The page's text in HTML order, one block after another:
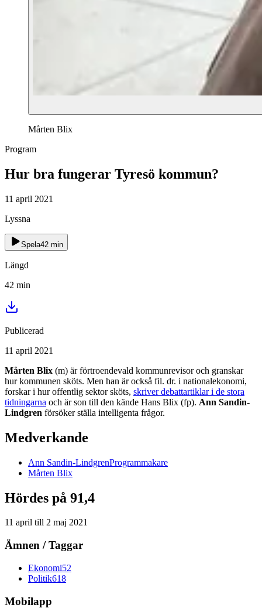
Mårten Blix
Program
Hur bra fungerar Tyresö kommun?
11 april 2021
Lyssna
Spela42 min
Längd
42 min
Publicerad
11 april 2021
Mårten Blix (m) är förtroendevald kommunrevisor och granskar
hur kommunen sköts. Men han är också fil. dr. i nationalekonomi,
forskar i hur offentlig sektor sköts, skriver debattartiklar i de stora
tidningarna och är son till den kände Hans Blix (fp). Ann Sandin-
Lindgren försöker ställa intelligenta frågor.
Medverkande
Ann Sandin-LindgrenProgrammakare
Mårten Blix
Hördes på 91,4
11 april till 2 maj 2021
Ämnen / Taggar
Ekonomi52
Politik618
Mobilapp